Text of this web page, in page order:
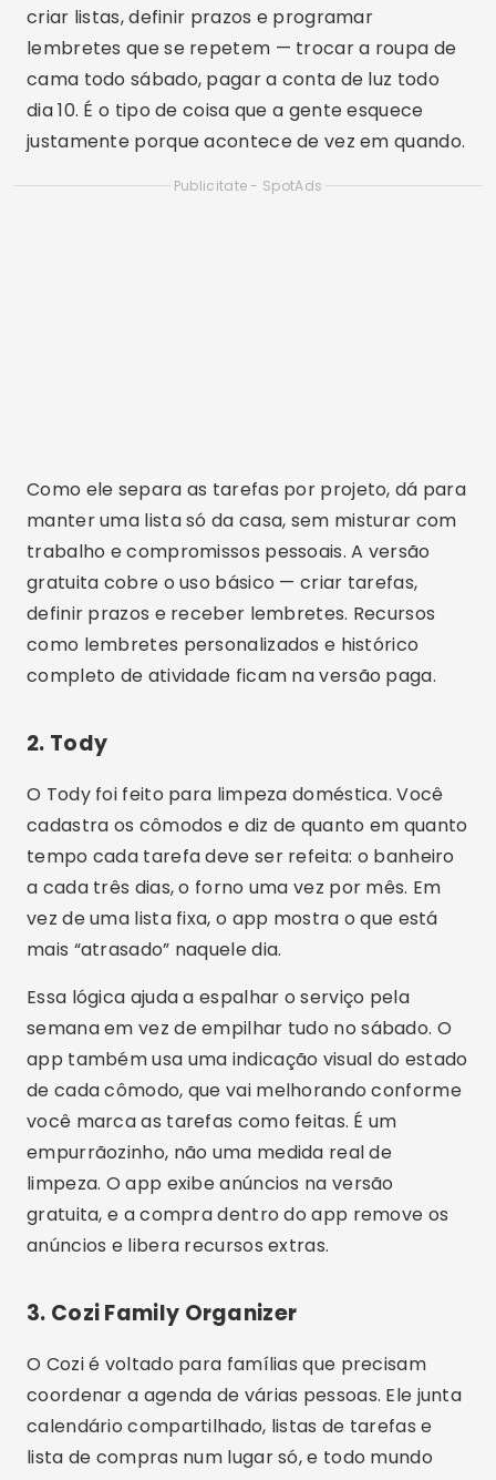
criar listas, definir prazos e programar
lembretes que se repetem — trocar a roupa de
cama todo sábado, pagar a conta de luz todo
dia 10. É o tipo de coisa que a gente esquece
justamente porque acontece de vez em quando.
Publicitate - SpotAds
O Tody foi feito para limpeza doméstica. Você
cadastra os cômodos e diz de quanto em quanto
tempo cada tarefa deve ser refeita: o banheiro
a cada três dias, o forno uma vez por mês. Em
vez de uma lista fixa, o app mostra o que está
mais “atrasado” naquele dia.
semana em vez de empilhar tudo no sábado. O
app também usa uma indicação visual do estado
de cada cômodo, que vai melhorando conforme
você marca as tarefas como feitas. É um
empurrãozinho, não uma medida real de
limpeza. O app exibe anúncios na versão
gratuita, e a compra dentro do app remove os
anúncios e libera recursos extras.
3. Cozi Family Organizer
O Cozi é voltado para famílias que precisam
coordenar a agenda de várias pessoas. Ele junta
calendário compartilhado, listas de tarefas e
lista de compras num lugar só, e todo mundo
que entra na mesma conta enxerga as
atualizações. Serve tanto para o rodízio da louça
terça.
A versão gratuita mostra anúncios dentro do
app, e a compra dentro do app remove os
anúncios e acrescenta funções extras.